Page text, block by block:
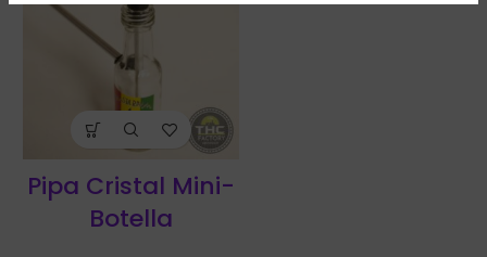
Pipa Cristal Mini-
Botella